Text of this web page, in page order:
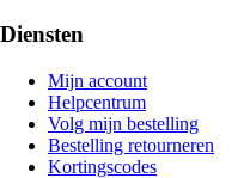
Diensten
Mijn account
Helpcentrum
Volg mijn bestelling
Bestelling retourneren
Kortingscodes